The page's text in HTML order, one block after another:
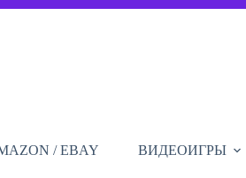
/ EBAY ВИДЕОИГРЫ